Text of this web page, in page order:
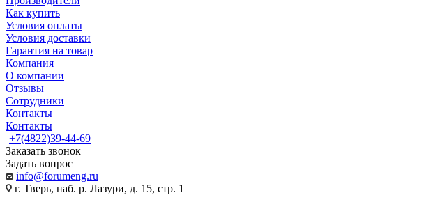
Как купить
Условия оплаты
Условия доставки
Гарантия на товар
Компания
О компании
Отзывы
Сотрудники
Контакты
Контакты
+7(4822)39-44-69
Заказать звонок
Задать вопрос
info@forumeng.ru
г. Тверь, наб. р. Лазури, д. 15, стр. 1